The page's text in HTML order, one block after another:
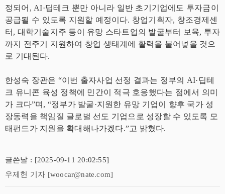
정되어, AI·딥테크 뿐만 아니라 일반 초기기업에도 투자금이
공급될 수 있도록 지원할 예정이다. 창업기획자, 창조경제센
터, 대학기술지주 등이 유망 스타트업의 발굴부터 보육, 투자
까지 전주기 지원하여 창업 생태계에 활력을 불어넣을 것으
로 기대된다.
한성숙 장관은 “이번 출자사업 선정 결과는 정부의 AI·딥테
크 유니콘 육성 정책에 민간이 적극 호응했다는 점에서 의미
가 크다”며, “정부가 발굴·지원한 유망 기업이 향후 국가 성
장동력을 책임질 글로벌 선도 기업으로 성장할 수 있도록 모
태펀드가 지원을 확대해나가겠다.”고 밝혔다.
글쓴날 : [2025-09-11 20:02:55]
우제헌 기자 [woocar@nate.com]